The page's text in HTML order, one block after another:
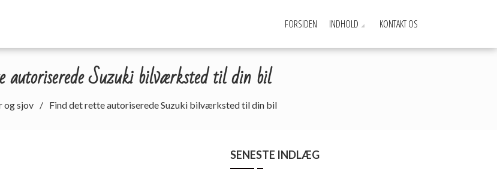
FORSIDEN INDHOLD KONTAKT OS
autoriserede Suzuki bilværksted til din bil
og sjov Find det rette autoriserede Suzuki bilværksted til din bil
SENESTE INDLÆG